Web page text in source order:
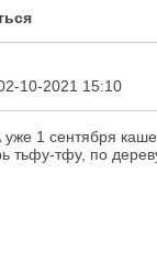
10-2021 15:10
уже 1 сентября
тьфу-тфу, по